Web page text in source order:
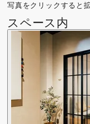
写真をクリックすると
スペース内